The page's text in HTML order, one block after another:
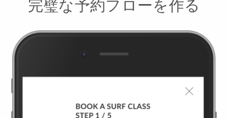
完璧な予約フローを作る